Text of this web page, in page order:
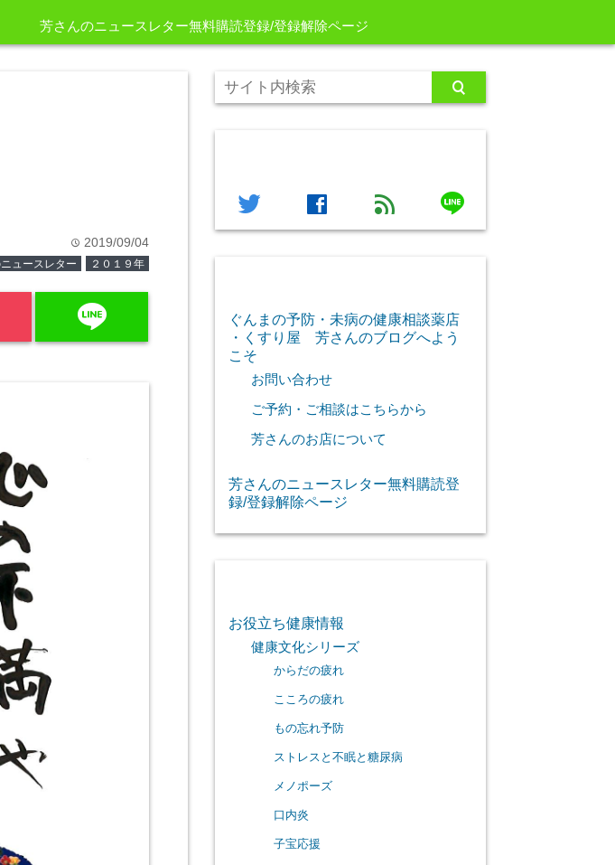
芳さんのニュースレター無料購読登録/登録解除ページ
time 2019/09/04
ュースレター ２０１９年
line
twitter facebook feed line
ぐんまの予防・未病の健康相談薬店
・くすり屋 芳さんのブログへよう
こそ
お問い合わせ
ご予約・ご相談はこちらから
芳さんのお店について
芳さんのニュースレター無料購読登
録/登録解除ページ
お役立ち健康情報
健康文化シリーズ
からだの疲れ
こころの疲れ
もの忘れ予防
ストレスと不眠と糖尿病
メノポーズ
口内炎
子宝応援